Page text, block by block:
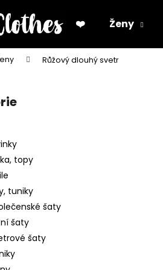
❤️ Ženy
Růžový dlouhý svetr
topy
tuniky
šaty
šaty
šaty